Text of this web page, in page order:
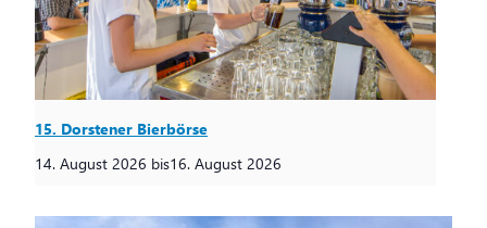
15. Dorstener Bierbörse
14. August 2026 bis16. August 2026